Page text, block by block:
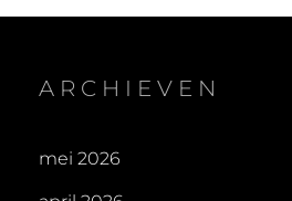
ARCHIEVEN
mei 2026